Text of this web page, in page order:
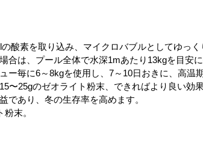
酸素を取り込み、マイクロバブルとしてゆっ
合は、プール全体で水深1mあたり13kgを目安に
ー毎に6～8kgを使用し、7～10日おきに、高温
〜25gのゼオライト粉末、できればより良い効
であり、冬の生存率を高めます。
末。